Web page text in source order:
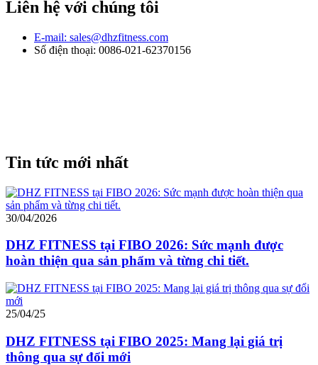
Liên hệ với chúng tôi
E-mail: sales@dhzfitness.com
Số điện thoại: 0086-021-62370156
Tin tức mới nhất
30/04/2026
DHZ FITNESS tại FIBO 2026: Sức mạnh được
hoàn thiện qua sản phẩm và từng chi tiết.
25/04/25
DHZ FITNESS tại FIBO 2025: Mang lại giá trị
thông qua sự đổi mới